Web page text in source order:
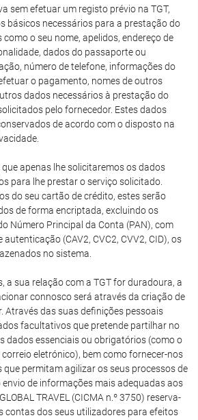
sem efetuar um registo prévio na TGT,
básicos necessários para a prestação do
o seu nome, apelidos, endereço de
dados do passaporte ou
número de telefone, informações do
o pagamento, nomes de outros
dados necessários à prestação do
pelo fornecedor. Estes dados
de acordo com o disposto na
apenas lhe solicitaremos os dados
para lhe prestar o serviço solicitado.
do seu cartão de crédito, estes serão
de forma encriptada, excluindo os
Número Principal da Conta (PAN), com
(CAV2, CVC2, CVV2, CID), os
no sistema.
a sua relação com a TGT for duradoura, a
connosco será através da criação de
Através das suas definições pessoais
facultativos que pretende partilhar no
dados essenciais ou obrigatórios (como o
correio eletrónico), bem como fornecer-nos
permitam agilizar os seus processos de
envio de informações mais adequadas aos
TRAVEL (CICMA n.º 3750) reserva-
contas dos seus utilizadores para efeitos